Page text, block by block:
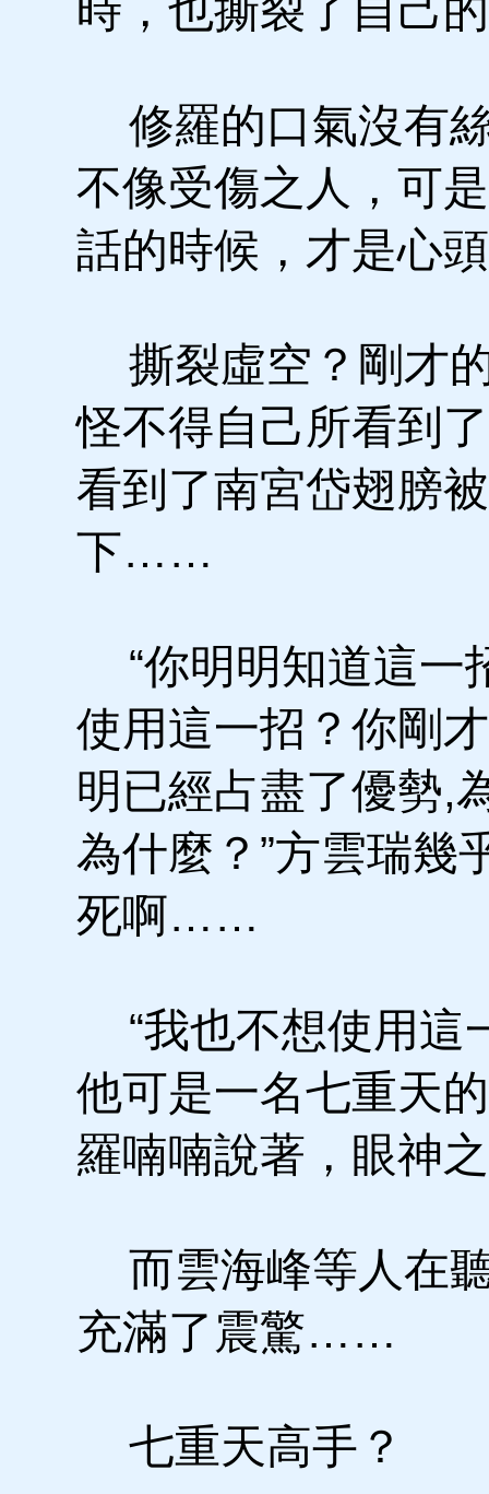
時，也撕裂了自己
修羅的口氣沒有
不像受傷之人，可
話的時候，才是心
撕裂虛空？剛才
怪不得自己所看到
看到了南宮岱翅膀
下……
“你明明知道這一
使用這一招？你剛
明已經占盡了優勢,
為什麼？”方雲瑞幾
死啊……
“我也不想使用這
他可是一名七重天
羅喃喃說著，眼神
而雲海峰等人在
充滿了震驚……
七重天高手？